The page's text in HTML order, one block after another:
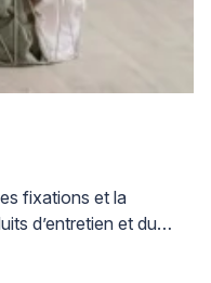
fixations et la
d’entretien et du